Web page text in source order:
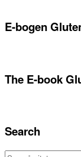
E-bogen
The E-book
Search